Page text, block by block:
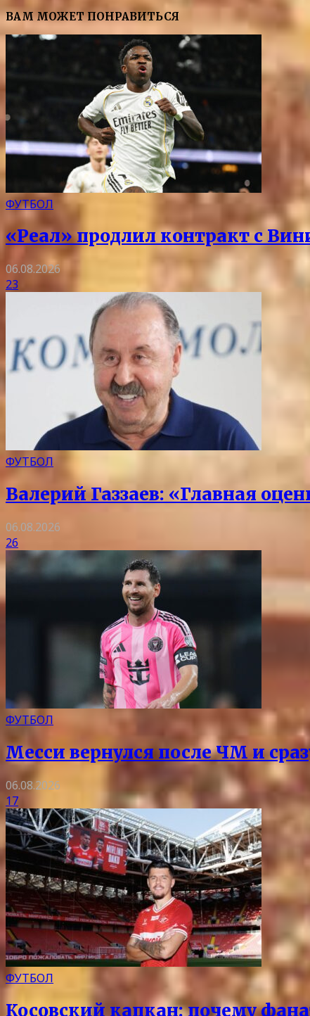
ВАМ МОЖЕТ ПОНРАВИТЬСЯ
ФУТБОЛ
«Реал» продлил контракт с
06.08.2026
23
ФУТБОЛ
Валерий Газзаев: «Главная
06.08.2026
26
ФУТБОЛ
Месси вернулся после ЧМ и
06.08.2026
17
ФУТБОЛ
Косовский капкан: почему